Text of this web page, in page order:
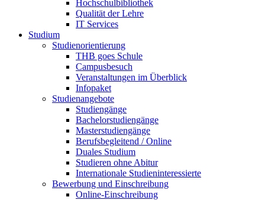
Hochschulbibliothek
Qualität der Lehre
IT Services
Studium
Studienorientierung
THB goes Schule
Campusbesuch
Veranstaltungen im Überblick
Infopaket
Studienangebote
Studiengänge
Bachelorstudiengänge
Masterstudiengänge
Berufsbegleitend / Online
Duales Studium
Studieren ohne Abitur
Internationale Studieninteressierte
Bewerbung und Einschreibung
Online-Einschreibung